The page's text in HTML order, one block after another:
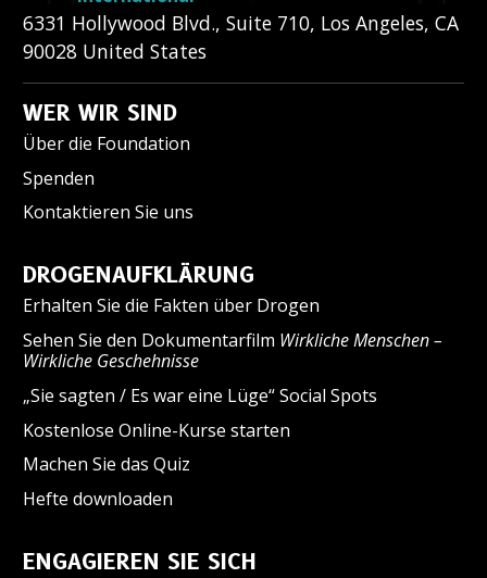
6331 Hollywood Blvd., Suite 710, Los Angeles, CA
90028 United States
WER WIR SIND
Über die Foundation
Spenden
Kontaktieren Sie uns
DROGENAUFKLÄRUNG
Erhalten Sie die Fakten über Drogen
Sehen Sie den Dokumentarfilm Wirkliche Menschen –
Wirkliche Geschehnisse
„Sie sagten / Es war eine Lüge“ Social Spots
Kostenlose Online-Kurse starten
Machen Sie das Quiz
Hefte downloaden
ENGAGIEREN SIE SICH